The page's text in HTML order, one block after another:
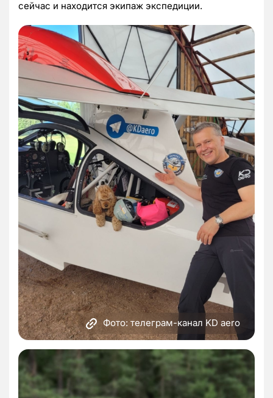
сейчас и находится экипаж экспедиции.
Фото: телеграм-канал KD aero